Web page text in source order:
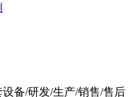
备/研发/生产/销售/售后